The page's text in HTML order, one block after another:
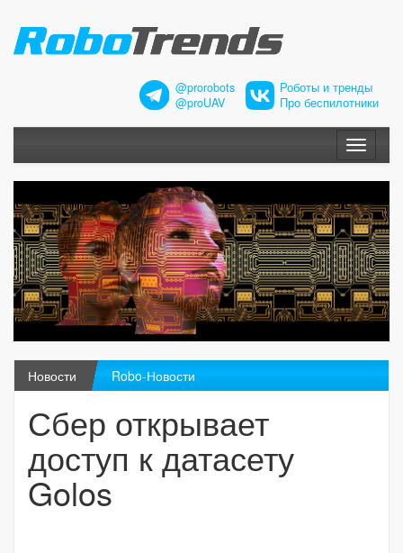
@prorobots
@proUAV
Роботы и тренды
Про беспилотники
Меню
Новости Robo-Новости
Сбер открывает
доступ к датасету
Golos